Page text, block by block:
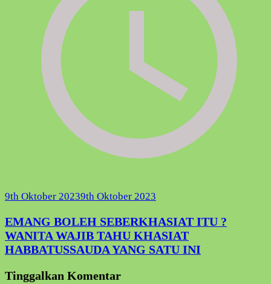
9th Oktober 20239th Oktober 2023
EMANG BOLEH SEBERKHASIAT ITU ?
WANITA WAJIB TAHU KHASIAT
HABBATUSSAUDA YANG SATU INI
Tinggalkan Komentar